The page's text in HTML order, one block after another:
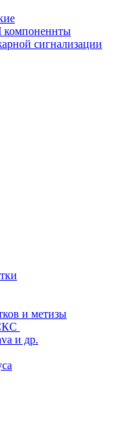
компоненнты
сигнализации
и метизы
и др.